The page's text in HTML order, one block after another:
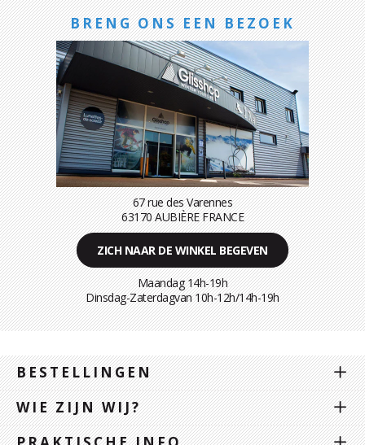
BRENG ONS EEN BEZOEK
67 rue des Varennes
63170 AUBIÈRE FRANCE
ZICH NAAR DE WINKEL BEGEVEN
Maandag 14h-19h
Dinsdag-Zaterdagvan 10h-12h/14h-19h
BESTELLINGEN
WIE ZIJN WIJ?